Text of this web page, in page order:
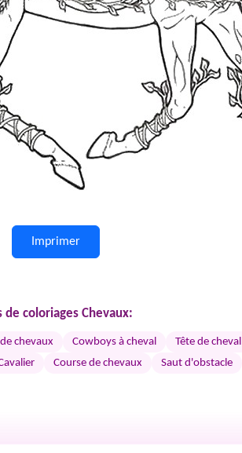
Imprimer
de coloriages Chevaux:
chevaux Cowboys à cheval Tête de cheval
Course de chevaux Saut d'obstacle